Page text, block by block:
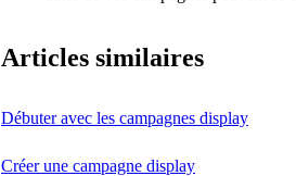
Articles similaires
Débuter avec les campagnes display
Créer une campagne display